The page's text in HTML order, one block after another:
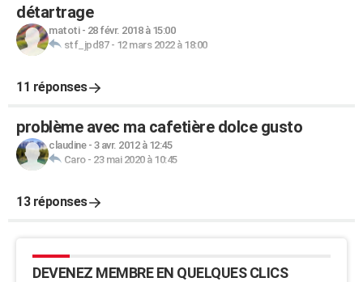
détartrage
matoti- 28 févr. 2018 à 15:00
stf_jpd87- 12 mars 2022 à 18:00
11 réponses
problème avec ma cafetière dolce gusto
claudine- 3 avr. 2012 à 12:45
Caro- 23 mai 2020 à 10:45
13 réponses
DEVENEZ MEMBRE EN QUELQUES CLICS